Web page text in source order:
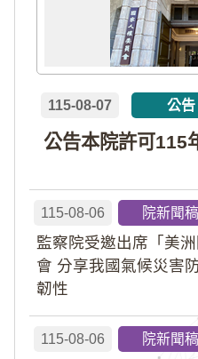
115-08-07 公告
115-08-06 院新聞稿
監察院受邀出席「美
會 分享我國氣候災害
韌性
115-08-06 院新聞稿